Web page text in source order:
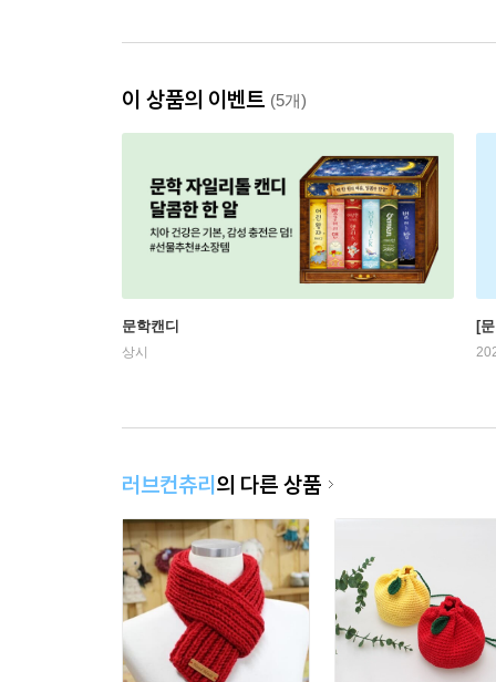
이 상품의 이벤트 (5개)
문학캔디
상시
[
러브컨츄리의 다른 상품